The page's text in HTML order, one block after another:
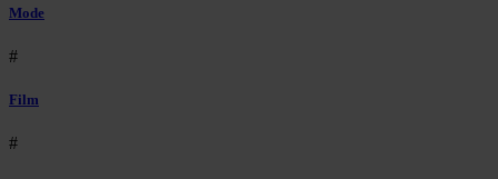
Mode
#
Film
#